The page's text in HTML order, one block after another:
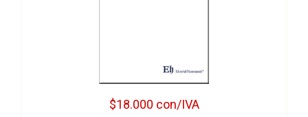
$18.000 con/IVA